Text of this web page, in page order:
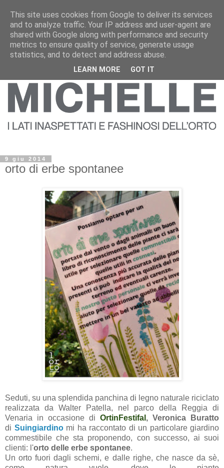
9 giu 2014
orto di erbe spontanee
Seduti, su una splendida panchina di legno naturale riciclato
realizzata da Walter Patella, nel parco della Reggia di
Venaria in occasione di OrtinFestifal , Veronica Buratto
di Suingiardino mi ha raccontato di un particolare giardino
commestibile che sta proponendo, con successo, ai suoi
clienti: l'orto delle erbe spontanee.
Un orto fuori dagli schemi, e dalle righe, che nasce da sè,
This site uses cookies from Google to deliver its services
and to analyze traffic. Your IP address and user-agent are
shared with Google along with performance and security
metrics to ensure quality of service, generate usage
statistics, and to detect and address abuse.
LEARN MORE GOT IT